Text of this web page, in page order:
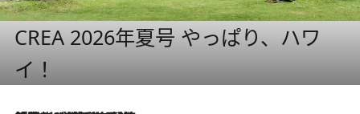
CREA 2026年夏号 やっぱり、ハワ
イ！